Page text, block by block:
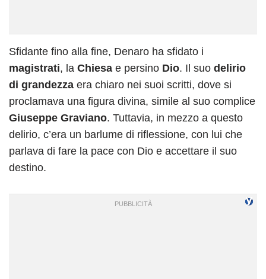
Sfidante fino alla fine, Denaro ha sfidato i
magistrati, la Chiesa e persino Dio. Il suo delirio
di grandezza era chiaro nei suoi scritti, dove si
proclamava una figura divina, simile al suo complice
Giuseppe Graviano. Tuttavia, in mezzo a questo
delirio, c’era un barlume di riflessione, con lui che
parlava di fare la pace con Dio e accettare il suo
destino.